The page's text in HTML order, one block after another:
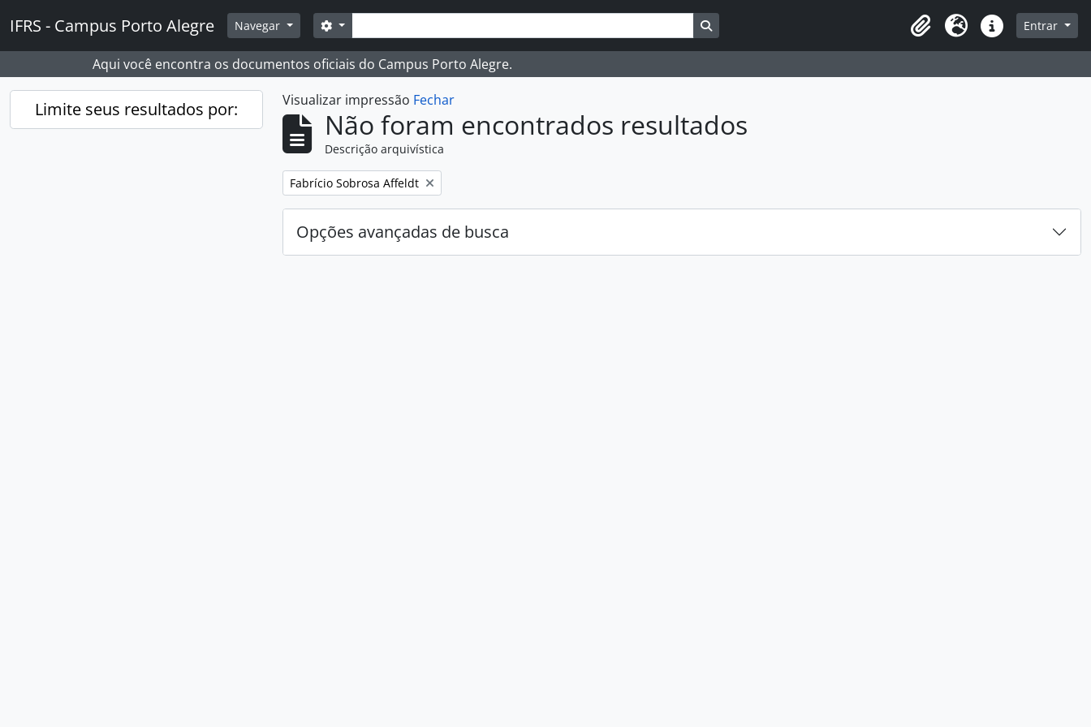
IFRS - Campus Porto Alegre Navegar Buscar
Opções de busca Busque na página de navegação
Idioma Atalhos Entrar
Aqui você encontra os documentos oficiais do Campus Porto Alegre.
Limite seus resultados por: Visualizar impressão Fechar
Não foram encontrados resultados
Descrição arquivística
Remover filtro:
Fabrício Sobrosa Affeldt
Opções avançadas de busca